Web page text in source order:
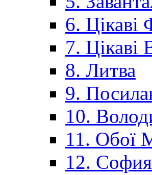
6. Цікаві
7. Цікаві
8. Литва
9.
10.
11. Обої
12.